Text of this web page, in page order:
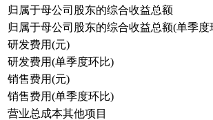
归属于母公司股东的综合收益总额
归属于母公司股东的综合收益总额(单季度
研发费用(元)
研发费用(单季度环比)
销售费用(元)
销售费用(单季度环比)
营业总成本其他项目